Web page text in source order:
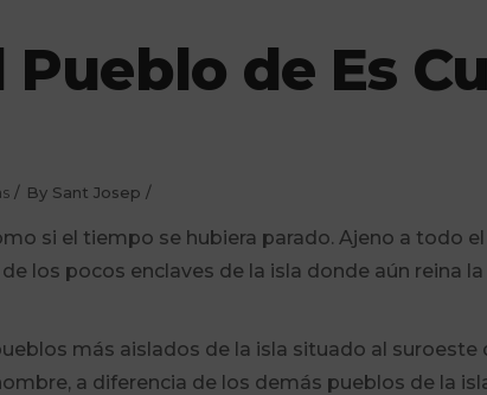
de Es
By Sant Josep
si el tiempo se hubiera parado. Ajeno a todo
los pocos enclaves de la isla donde aún reina
más aislados de la isla situado al suroeste
a diferencia de los demás pueblos de la